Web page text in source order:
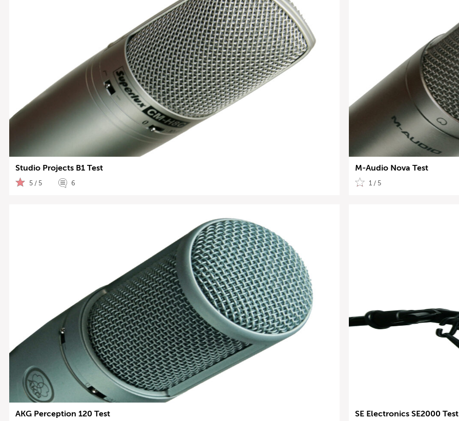
Studio Projects B1 Test
5 / 5 6
M-Audio Nova Test
1 / 5
AKG Perception 120 Test SE Electronics SE2000 Test